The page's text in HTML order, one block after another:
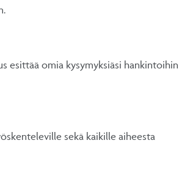
esittää omia kysymyksiäsi hankintoihin
sekä kaikille aiheesta